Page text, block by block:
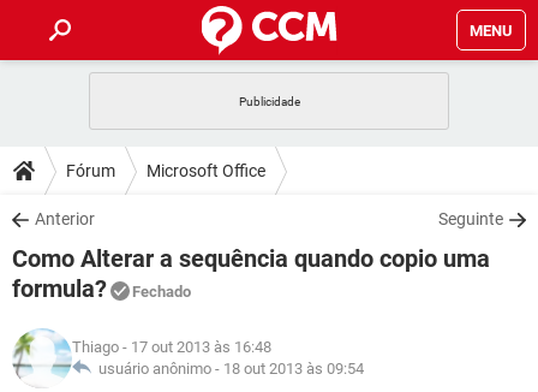
MENU
CELULAR
OUTLOOK
INSTAGRAM GMAIL
GUIA DE COMPRAS
DICAS
JOGOS
OUTLOOK
GUIA DE COMPRAS
DOWNLOADS
JOGOS WHATSAPP
CELULAR
OUTLOOK
INSTAGRAM
FÓRUM
CELULAR FACEBOOK
GLOSSÁRIO
JOGOS
Fórum Microsoft Office
Anterior Seguinte
Como Alterar a sequência quando copio uma
formula?
Fechado
Thiago - 17 out 2013 às 16:48
usuário anônimo - 18 out 2013 às 09:54